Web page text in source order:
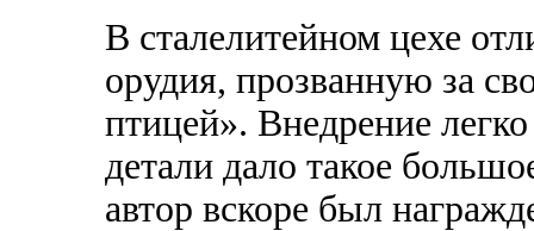
В сталелитейном цехе
орудия, прозванную за
птицей». Внедрение
детали дало такое
автор вскоре был